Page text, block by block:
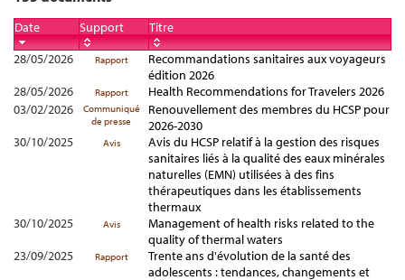
Date Support
Titre
28/05/2026
Rapport
Recommandations sanitaires aux voyageurs
édition 2026
28/05/2026
Rapport
Health Recommendations for Travelers 2026
03/02/2026
Communiqué
de presse
Renouvellement des membres du HCSP pour
2026-2030
30/10/2025
Avis
Avis du HCSP relatif à la gestion des risques
sanitaires liés à la qualité des eaux minérales
naturelles (EMN) utilisées à des fins
thérapeutiques dans les établissements
thermaux
30/10/2025
Avis
Management of health risks related to the
quality of thermal waters
23/09/2025
Rapport
Trente ans d'évolution de la santé des
adolescents : tendances, changements et